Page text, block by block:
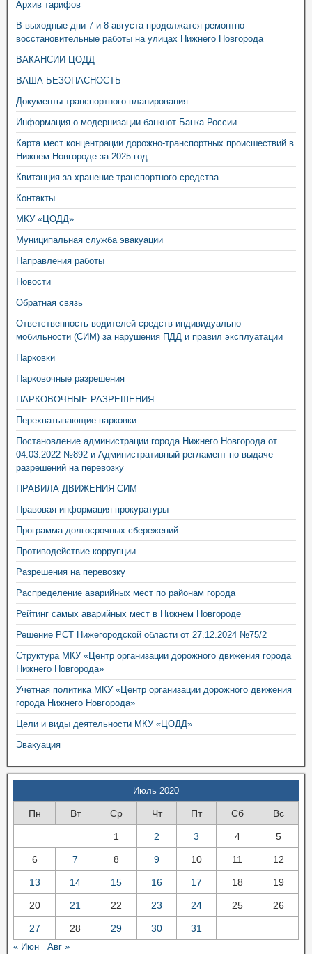
Архив тарифов
В выходные дни 7 и 8 августа продолжатся ремонтно-
восстановительные работы на улицах Нижнего Новгорода
ВАКАНСИИ ЦОДД
ВАША БЕЗОПАСНОСТЬ
Документы транспортного планирования
Информация о модернизации банкнот Банка России
Карта мест концентрации дорожно-транспортных происшествий в
Нижнем Новгороде за 2025 год
Квитанция за хранение транспортного средства
Контакты
МКУ «ЦОДД»
Муниципальная служба эвакуации
Направления работы
Новости
Обратная связь
Ответственность водителей средств индивидуально
мобильности (СИМ) за нарушения ПДД и правил эксплуатации
Парковки
Парковочные разрешения
ПАРКОВОЧНЫЕ РАЗРЕШЕНИЯ
Перехватывающие парковки
Постановление администрации города Нижнего Новгорода от
04.03.2022 №892 и Административный регламент по выдаче
разрешений на перевозку
ПРАВИЛА ДВИЖЕНИЯ СИМ
Правовая информация прокуратуры
Программа долгосрочных сбережений
Противодействие коррупции
Разрешения на перевозку
Распределение аварийных мест по районам города
Рейтинг самых аварийных мест в Нижнем Новгороде
Решение РСТ Нижегородской области от 27.12.2024 №75/2
Структура МКУ «Центр организации дорожного движения города
Нижнего Новгорода»
Учетная политика МКУ «Центр организации дорожного движения
города Нижнего Новгорода»
Цели и виды деятельности МКУ «ЦОДД»
Эвакуация
Июль 2020
Пн Вт Ср Чт Пт Сб Вс
1 2 3 4 5
6 7 8 9 10 11 12
13 14 15 16 17 18 19
20 21 22 23 24 25 26
27 28 29 30 31
« Июн Авг »